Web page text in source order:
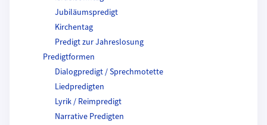
Jubiläumspredigt
Kirchentag
Predigt zur Jahreslosung
Predigtformen
Dialogpredigt / Sprechmotette
Liedpredigten
Lyrik / Reimpredigt
Narrative Predigten